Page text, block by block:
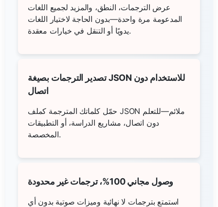
عرض الترجمات، النطق، والمزيد لجميع اللغات
المدعومة مرة واحدة—بدون الحاجة لاختيار اللغات
يدويًا أو التنقل في خيارات معقدة.
تصدير الترجمات بصيغة JSON للاستخدام دون
اتصال
حمّل كلماتك المترجمة كملف JSON ملائم—للتعلم
دون اتصال، مشاريع الدراسة، أو التطبيقات
المخصصة.
وصول مجاني 100%، ترجمات غير محدودة
استمتع بترجمات لا نهائية وميزات صوتية بدون أي